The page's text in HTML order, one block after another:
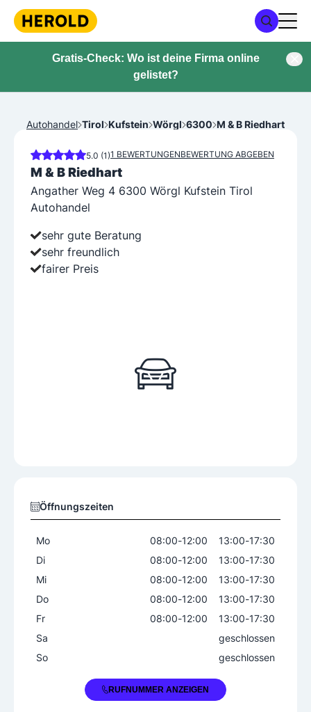
Gratis-Check: Wo ist deine Firma online
gelistet?
Autohandel Tirol Kufstein Wörgl 6300 M & B Riedhart
5.0 (1)1 BEWERTUNGENBEWERTUNG ABGEBEN
M & B Riedhart
Angather Weg 4 6300 Wörgl Kufstein Tirol
Autohandel
sehr gute Beratung
sehr freundlich
fairer Preis
Öffnungszeiten
Mo 08:00-12:00 13:00-17:30
Di
08:00-12:00 13:00-17:30
Mi
08:00-12:00 13:00-17:30
Do
08:00-12:00 13:00-17:30
Fr
08:00-12:00 13:00-17:30
Sa
geschlossen
So
geschlossen
+43 5332 23903RUFNUMMER ANZEIGEN